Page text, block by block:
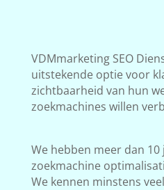
VDMmarketing SEO
uitstekende optie voor
zichtbaarheid van hun
zoekmachines willen
We hebben meer dan
zoekmachine
We kennen minstens